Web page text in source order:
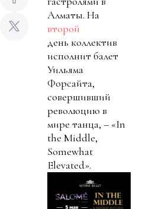
Алматы. На
второй
день коллектив
исполнит балет
Уильяма
Форсайта,
совершивший
революцию в
мире танца, – «In
the Middle,
Somewhat
Elevated».